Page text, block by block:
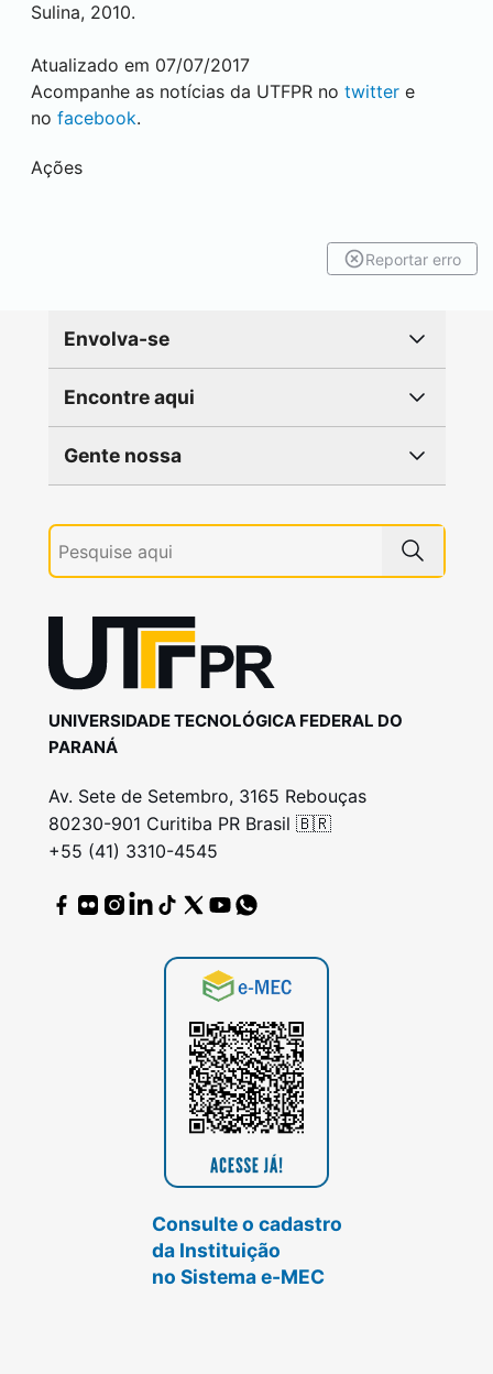
Sulina, 2010.
Atualizado em 07/07/2017
Acompanhe as notícias da UTFPR no twitter e
no facebook.
Ações
Reportar erro
Envolva-se
Encontre aqui
Gente nossa
UNIVERSIDADE TECNOLÓGICA FEDERAL DO
PARANÁ
Av. Sete de Setembro, 3165 Rebouças
80230-901 Curitiba PR Brasil 🇧🇷
+55 (41) 3310-4545
Consulte o cadastro
da Instituição
no Sistema e-MEC